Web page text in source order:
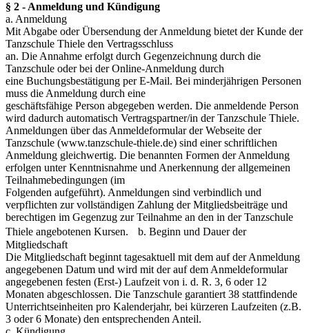
§ 2 - Anmeldung und Kündigung
a. Anmeldung
Mit Abgabe oder Übersendung der Anmeldung bietet der Kunde der
Tanzschule Thiele den Vertragsschluss
an. Die Annahme erfolgt durch Gegenzeichnung durch die
Tanzschule oder bei der Online-Anmeldung durch
eine Buchungsbestätigung per E-Mail. Bei minderjährigen Personen
muss die Anmeldung durch eine
geschäftsfähige Person abgegeben werden. Die anmeldende Person
wird dadurch automatisch Vertragspartner/in der Tanzschule Thiele.
Anmeldungen über das Anmeldeformular der Webseite der
Tanzschule (www.tanzschule-thiele.de) sind einer schriftlichen
Anmeldung gleichwertig. Die benannten Formen der Anmeldung
erfolgen unter Kenntnisnahme und Anerkennung der allgemeinen
Teilnahmebedingungen (im
Folgenden aufgeführt). Anmeldungen sind verbindlich und
verpflichten zur vollständigen Zahlung der Mitgliedsbeiträge und
berechtigen im Gegenzug zur Teilnahme an den in der Tanzschule
Thiele angebotenen Kursen. b. Beginn und Dauer der
Mitgliedschaft
Die Mitgliedschaft beginnt tagesaktuell mit dem auf der Anmeldung
angegebenen Datum und wird mit der auf dem Anmeldeformular
angegebenen festen (Erst-) Laufzeit von i. d. R. 3, 6 oder 12
Monaten abgeschlossen. Die Tanzschule garantiert 38 stattfindende
Unterrichtseinheiten pro Kalenderjahr, bei kürzeren Laufzeiten (z.B.
3 oder 6 Monate) den entsprechenden Anteil.